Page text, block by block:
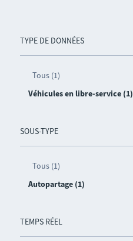
TYPE DE DONNÉES
Tous (1)
Véhicules en libre-service (1)
SOUS-TYPE
Tous (1)
Autopartage (1)
TEMPS RÉEL